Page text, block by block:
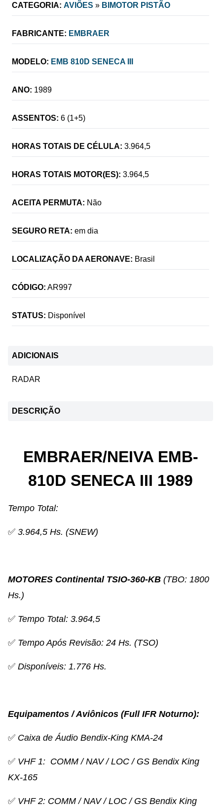
CATEGORIA: AVIÕES » BIMOTOR PISTÃO
FABRICANTE: EMBRAER
MODELO: EMB 810D SENECA III
ANO: 1989
ASSENTOS: 6 (1+5)
HORAS TOTAIS DE CÉLULA: 3.964,5
HORAS TOTAIS MOTOR(ES): 3.964,5
ACEITA PERMUTA: Não
SEGURO RETA: em dia
LOCALIZAÇÃO DA AERONAVE: Brasil
CÓDIGO: AR997
STATUS: Disponível
ADICIONAIS
RADAR
DESCRIÇÃO
EMBRAER/NEIVA EMB-
810D SENECA III 1989
Tempo Total:
✅ 3.964,5 Hs. (SNEW)
MOTORES Continental TSIO-360-KB (TBO: 1800
Hs.)
✅ Tempo Total: 3.964,5
✅ Tempo Após Revisão: 24 Hs. (TSO)
✅ Disponíveis: 1.776 Hs.
Equipamentos / Aviônicos (Full IFR Noturno):
✅ Caixa de Áudio Bendix-King KMA-24
✅ VHF 1: COMM / NAV / LOC / GS Bendix King
KX-165
✅ VHF 2: COMM / NAV / LOC / GS Bendix King